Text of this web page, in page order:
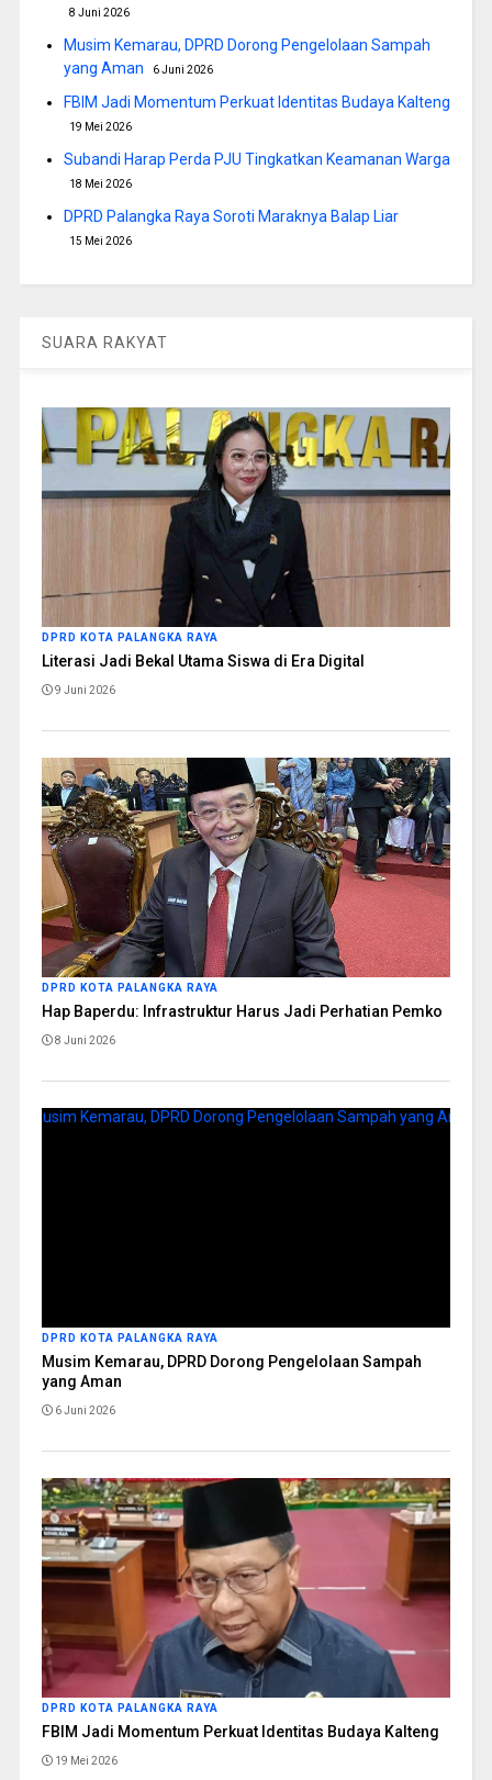
8 Juni 2026
Musim Kemarau, DPRD Dorong Pengelolaan Sampah
yang Aman
6 Juni 2026
FBIM Jadi Momentum Perkuat Identitas Budaya Kalteng
19 Mei 2026
Subandi Harap Perda PJU Tingkatkan Keamanan Warga
18 Mei 2026
DPRD Palangka Raya Soroti Maraknya Balap Liar
15 Mei 2026
SUARA RAKYAT
DPRD KOTA PALANGKA RAYA
Literasi Jadi Bekal Utama Siswa di Era Digital
9 Juni 2026
DPRD KOTA PALANGKA RAYA
Hap Baperdu: Infrastruktur Harus Jadi Perhatian Pemko
8 Juni 2026
DPRD KOTA PALANGKA RAYA
Musim Kemarau, DPRD Dorong Pengelolaan Sampah
yang Aman
6 Juni 2026
DPRD KOTA PALANGKA RAYA
FBIM Jadi Momentum Perkuat Identitas Budaya Kalteng
19 Mei 2026